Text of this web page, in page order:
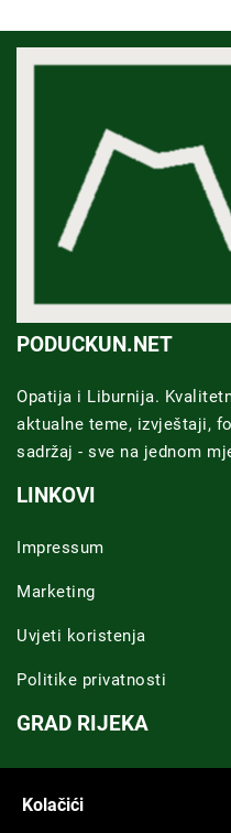
PODUCKUN.NET
Opatija i Liburnija.
aktualne teme, izvještaji,
sadržaj - sve na jednom
LINKOVI
Impressum
Marketing
Uvjeti koristenja
Politike privatnosti
GRAD RIJEKA
Kolačići